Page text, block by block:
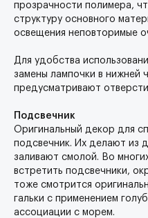
прозрачности полимера,
структуру основного
освещения неповторимые
Для удобства
замены лампочки в нижней
предусматривают
Подсвечник
Оригинальный декор для
подсвечник. Их делают из
заливают смолой. Во
встретить подсвечники,
тоже смотрится
гальки с применением
ассоциации с морем.